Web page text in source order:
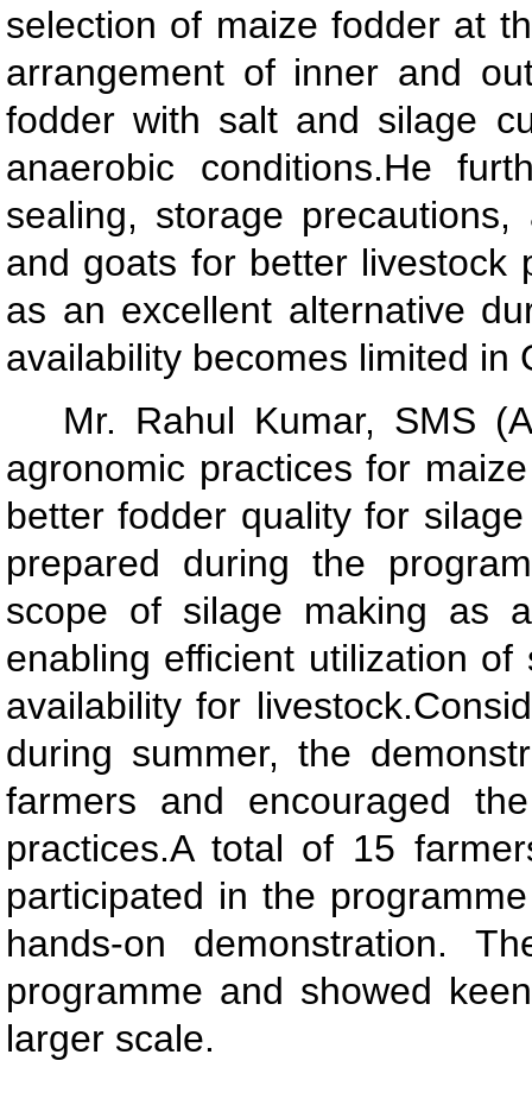
selection of maize fodder at
arrangement of inner and
fodder with salt and silage
anaerobic conditions.He
sealing, storage
and goats for better livestock
as an excellent alternative
availability becomes limited in
Mr. Rahul Kumar, SMS
agronomic practices for
better fodder quality for
prepared during the
scope of silage making as
enabling efficient utilization
availability for
during summer, the
farmers and encouraged
practices.A total of 15
participated in the
hands-on demonstration.
programme and showed
larger scale.